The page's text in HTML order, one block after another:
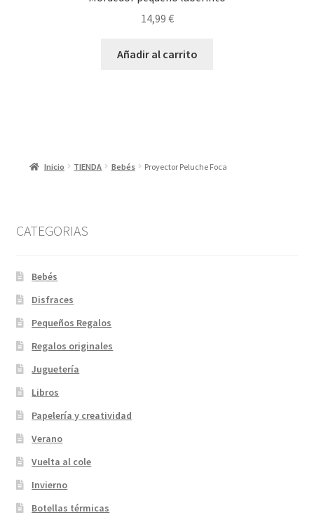
14,99 €
Añadir al carrito
Inicio TIENDA Bebés Proyector Peluche Foca
CATEGORIAS
Bebés
Disfraces
Pequeños Regalos
Regalos originales
Juguetería
Libros
Papelería y creatividad
Verano
Vuelta al cole
Invierno
Botellas térmicas